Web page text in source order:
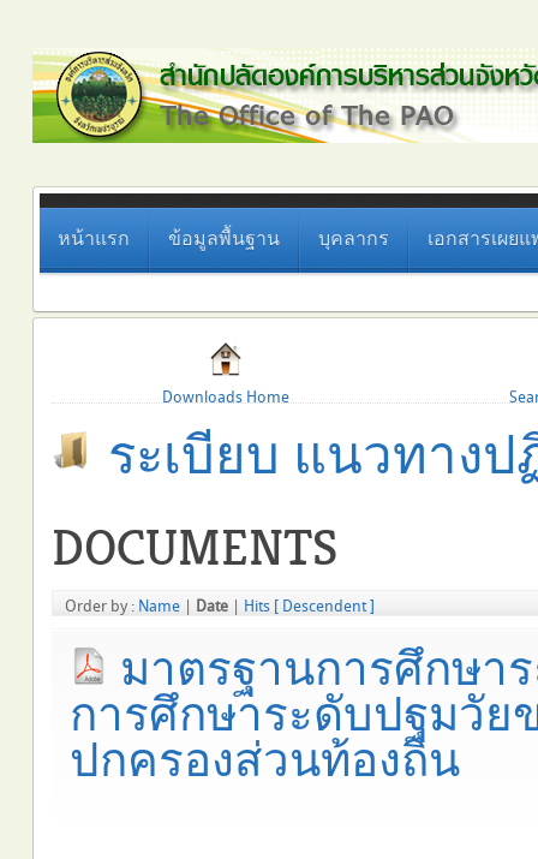
หน้าแรก ข้อมูลพื้นฐาน บุคลากร เอกสารเผยแ
Downloads Home
ระเบียบ แนวทาง
DOCUMENTS
Order by : Name Date Hits [ Descendent ]
มาตรฐานการศึกษา
การศึกษาระดับปฐมวัย
ปกครองส่วนท้องถิ่น